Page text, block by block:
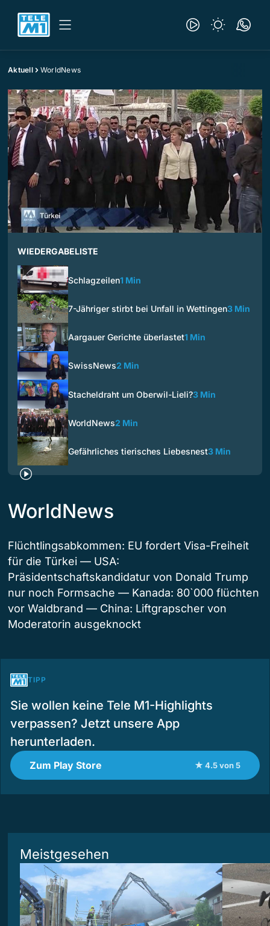
Aktuell WorldNews
WIEDERGABELISTE
Schlagzeilen1 Min
7-Jähriger stirbt bei Unfall in Wettingen3 Min
Aargauer Gerichte überlastet1 Min
SwissNews2 Min
Stacheldraht um Oberwil-Lieli?3 Min
WorldNews2 Min
Gefährliches tierisches Liebesnest3 Min
WorldNews
Flüchtlingsabkommen: EU fordert Visa-Freiheit
für die Türkei — USA:
Präsidentschaftskandidatur von Donald Trump
nur noch Formsache — Kanada: 80`000 flüchten
vor Waldbrand — China: Liftgrapscher von
Moderatorin ausgeknockt
TIPP
Sie wollen keine Tele M1-Highlights
verpassen? Jetzt unsere App
herunterladen.
Zum Play Store ★ 4.5 von 5
Meistgesehen